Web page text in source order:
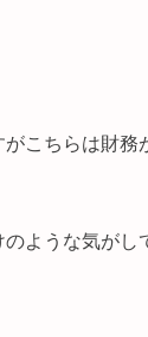
こちらは財務
ような気がし